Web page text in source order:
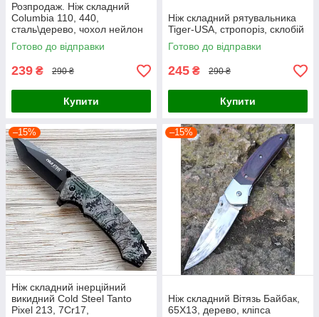
Розпродаж. Ніж складний
Columbia 110, 440,
сталь\дерево, чохол нейлон
Готово до відправки
239 ₴ 290 ₴
Купити
Ніж складний рятувальника
Tiger-USA, стропоріз, склобій
Готово до відправки
245 ₴ 290 ₴
Купити
–15%
Ніж складний інерційний
викидний Cold Steel Tanto
Pixel 213, 7Cr17,
–15%
Ніж складний Вітязь Байбак,
65Х13, дерево, кліпса